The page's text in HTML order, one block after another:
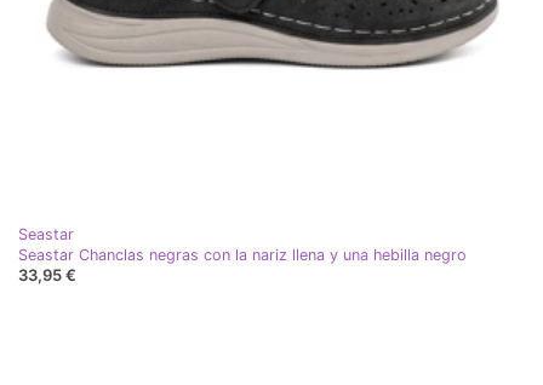
Seastar
Seastar Chanclas negras con la nariz llena y una hebilla negro
33,95 €